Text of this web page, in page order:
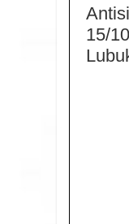
15/